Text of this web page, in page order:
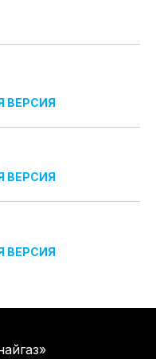
ВЕРСИЯ
ВЕРСИЯ
ВЕРСИЯ